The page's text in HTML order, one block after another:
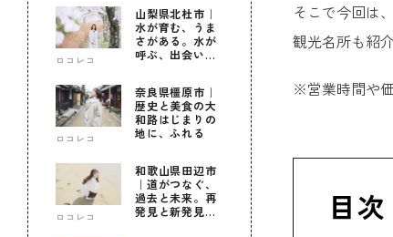
ロコレコ
山梨県北杜市｜
水が育む、うま
さがある。水が
呼ぶ、出会いが
ロコレコ
奈良県橿原市｜
歴史と美食の大
和路はじまりの
地に、ふれる
ロコレコ
和歌山県田辺市
｜道がつなぐ、
過去と未来。再
発見と新発見の
そこで今回は
観光名所も紹
※営業時間や
目次